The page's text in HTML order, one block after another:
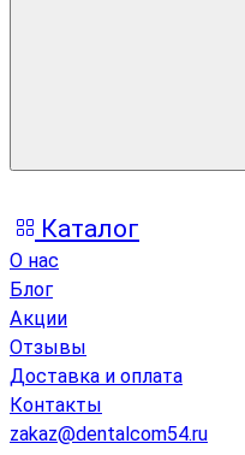
Каталог
О нас
Блог
Акции
Отзывы
Доставка и оплата
Контакты
zakaz@dentalcom54.ru